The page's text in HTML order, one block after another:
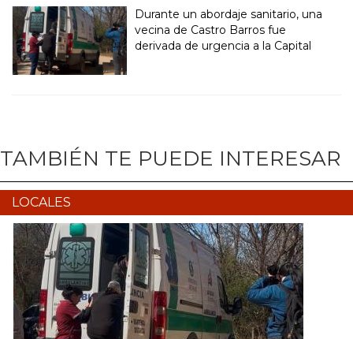
Durante un abordaje sanitario, una
vecina de Castro Barros fue
derivada de urgencia a la Capital
TAMBIÉN TE PUEDE INTERESAR
LOCALES